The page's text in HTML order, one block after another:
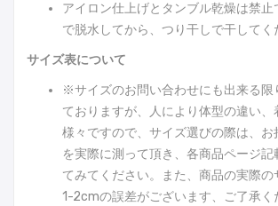
アイロン仕上げとタンブル乾燥は禁止
で脱水してから、つり干しで干してく
サイズ表について
※サイズのお問い合わせにも出来る限
ておりますが、人により体型の違い
様々ですので、サイズ選びの際は、お
を実際に測って頂き、各商品ページ
てみてください。また、商品の実際の
1-2cmの誤差がございます、ご了承く